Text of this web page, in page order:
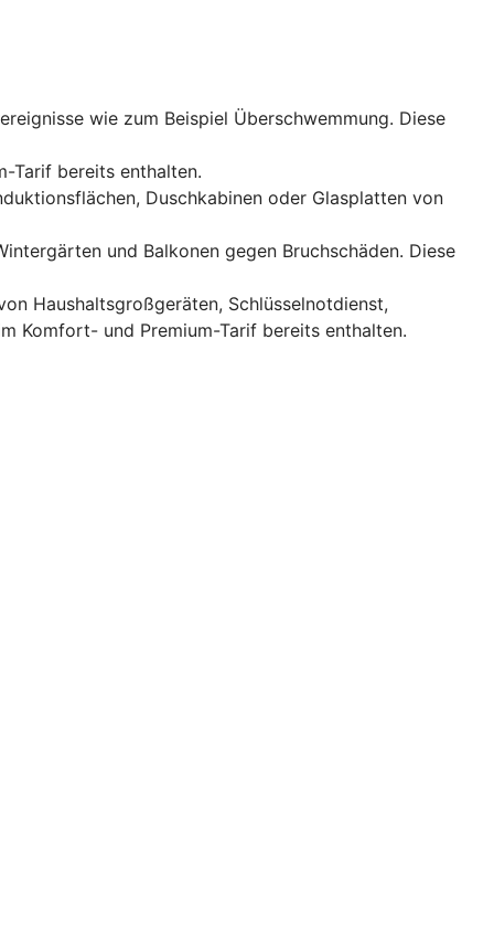
wie zum Beispiel Überschwemmung. Diese
Tarif bereits enthalten.
Duschkabinen oder Glasplatten von
und Balkonen gegen Bruchschäden. Diese
Haushaltsgroßgeräten, Schlüsselnotdienst,
Komfort- und Premium-Tarif bereits enthalten.